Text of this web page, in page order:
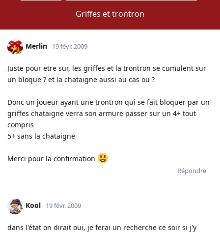
Griffes et trontron
Merlin 19 févr. 2009
Juste pour etre sur, les griffes et la trontron se cumulent sur
un bloque ? et la chataigne aussi au cas ou ?
Donc un joueur ayant une trontron qui se fait bloquer par un
griffes chataigne verra son armure passer sur un 4+ tout
compris
5+ sans la chataigne
Merci pour la confirmation
Répondre
Kool 19 févr. 2009
dans l'état on dirait oui, je ferai un recherche ce soir si j'y